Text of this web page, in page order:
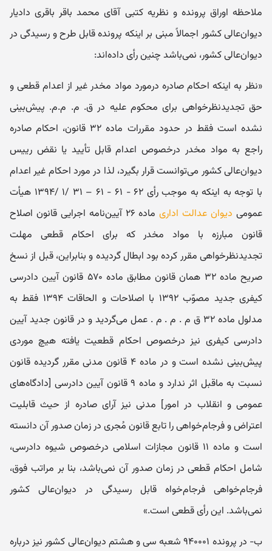
ملاحظه اوراق ‌پرونده و نظریه کتبی آقای محمد باقر باقری دادیار
دیوان‌عالی ‌کشور اجمالاً مبنی‌ بر اینکه پرونده قابل ‌طرح و رسیدگی در
دیوان‌عالی‌ کشور، نمی‌باشد چنین ‌رأی داده‌اند:
«نظر به ‌اینکه احکام صادره درمورد مواد مخدر غیر از اعدام قطعی و
حق تجدیدنظرخواهی برای محکوم علیه در ق. م. م.م. پیش‌بینی
نشده است فقط در حدود مقررات ماده ۳۲ قانون، احکام صادره
راجع به مواد مخدر درخصوص اعدام قابل تأیید یا نقض رییس
دیوان‌عالی کشور می‌توانست قرار بگیرد، لذا در مورد احکام غیر اعدام
با توجه به اینکه به موجب رأی ۶۲ - ۶۱ - ۶۱ – ۳۱ /۱ /۱۳۹۴ هیأت
عمومی دیوان عدالت اداری
ماده ۲۶ آیین‌نامه اجرایی قانون اصلاح
قانون مبارزه با مواد مخدر که برای احکام قطعی مهلت
تجدیدنظرخواهی مقرر کرده بود ابطال گردیده و بنابراین، قبل از نسخ
صریح ماده ۳۲ همان قانون مطابق ماده ۵۷۰ قانون آیین ‌دادرسی
کیفری جدید مصوّب ۱۳۹۲ با اصلاحات و الحاقات ۱۳۹۴ فقط به
مدلول ماده ۳۲ ق م . م . م . عمل می‌گردید و در قانون جدید آیین‌
دادرسی کیفری نیز درخصوص احکام قطعیت یافته هیچ موردی
پیش‌بینی نشده است و در ماده ۴ قانون مدنی مقرر گردیده قانون
نسبت به ماقبل اثر ندارد و ماده ۹ قانون آیین دادرسی [دادگاه‌های
عمومی و انقلاب در امور] مدنی نیز آرای صادره از حیث قابلیت
اعتراض و فرجام‌خواهی را تابع قانون مُجری در زمان صدور آن دانسته
است و ماده ۱۱ قانون مجازات اسلامی درخصوص شیوه دادرسی،
شامل احکام قطعی در زمان صدور آن نمی‌باشد، بنا بر مراتب فوق،
فرجام‌خواهی فرجام‌خواه قابل رسیدگی در دیوان‌عالی کشور
نمی‌باشد. این رأی قطعی است.»
ب- در پرونده ۹۴۰۰۰۱ شعبه سی‌ و‌ هشتم دیوان‌عالی‌ کشور نیز درباره